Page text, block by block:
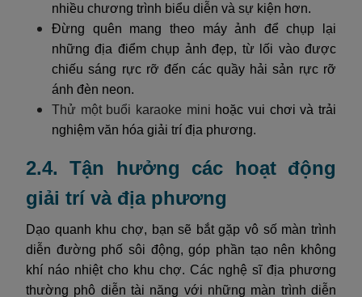
nhiều chương trình biểu diễn và sự kiện hơn.
Đừng quên mang theo máy ảnh để chụp lại
những địa điểm chụp ảnh đẹp, từ lối vào được
chiếu sáng rực rỡ đến các quầy hải sản rực rỡ
ánh đèn neon.
Thử một buổi karaoke mini hoặc vui chơi và trải
nghiệm văn hóa giải trí địa phương.
2.4. Tận hưởng các hoạt động
giải trí và địa phương
Dạo quanh khu chợ, bạn sẽ bắt gặp vô số màn trình
diễn đường phố sôi động, góp phần tạo nên không
khí náo nhiệt cho khu chợ. Các nghệ sĩ địa phương
thường phô diễn tài năng với những màn trình diễn